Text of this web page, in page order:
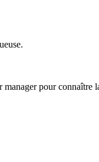
pour connaître